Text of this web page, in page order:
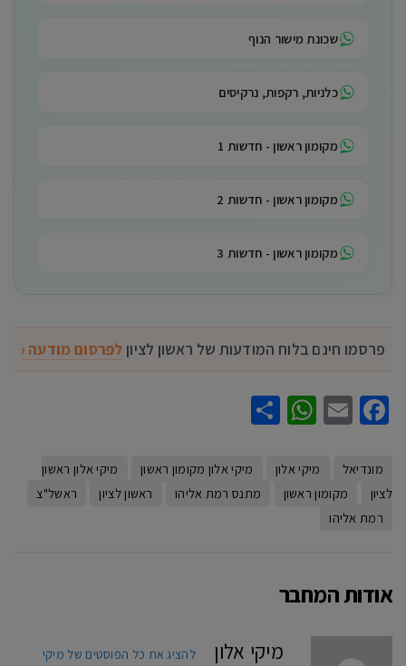
שכונת מישור הנוף
כלניות, רקפות, נרקיסים
מקומון ראשון - חדשות 1
מקומון ראשון - חדשות 2
מקומון ראשון - חדשות 3
פרסמו חינם בלוח המודעות של ראשון לציון לפרסום מודעה ‹
Facebook
Email
WhatsApp
מונדיאל מיקי אלון מיקי אלון מקומון ראשון
מיקי אלון ראשון
לציון
מקומון ראשון מתנס רמת אליהו ראשון לציון
ראשל"צ
רמת אליהו
אודות המחבר
מיקי אלון
להציג את כל הפוסטים של מיקי